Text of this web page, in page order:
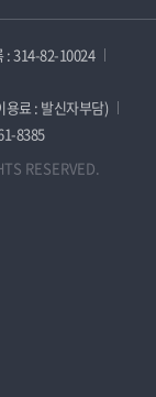
: 314-82-10024
용료 : 발신자부담)
8385
RESERVED.